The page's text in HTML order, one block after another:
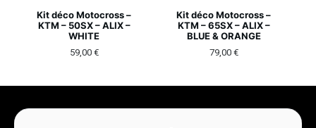
Kit déco Motocross –
KTM – 50SX – ALIX –
WHITE
59,00 €
Kit déco Motocross –
KTM – 65SX – ALIX –
BLUE & ORANGE
79,00 €